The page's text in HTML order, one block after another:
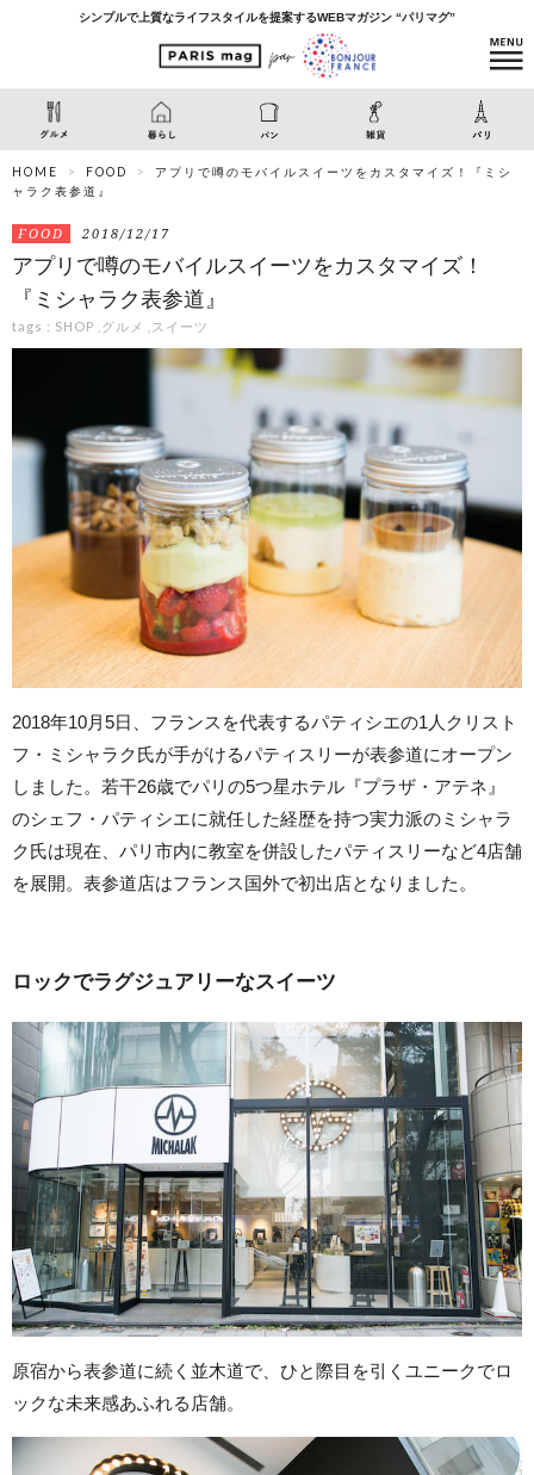
シンプルで上質なライフスタイルを提案するWEBマガジン “パリマグ”
HOME FOOD
アプリで噂のモバイルスイーツをカスタマイズ！『ミシ
ャラク表参道』
FOOD 2018/12/17
アプリで噂のモバイルスイーツをカスタマイズ！
『ミシャラク表参道』
tags : SHOP グルメ スイーツ
2018年10月5日、フランスを代表するパティシエの1人クリスト
フ・ミシャラク氏が手がけるパティスリーが表参道にオープン
しました。若干26歳でパリの5つ星ホテル『プラザ・アテネ』
のシェフ・パティシエに就任した経歴を持つ実力派のミシャラ
ク氏は現在、パリ市内に教室を併設したパティスリーなど4店舗
を展開。表参道店はフランス国外で初出店となりました。
ロックでラグジュアリーなスイーツ
原宿から表参道に続く並木道で、ひと際目を引くユニークでロ
ックな未来感あふれる店舗。